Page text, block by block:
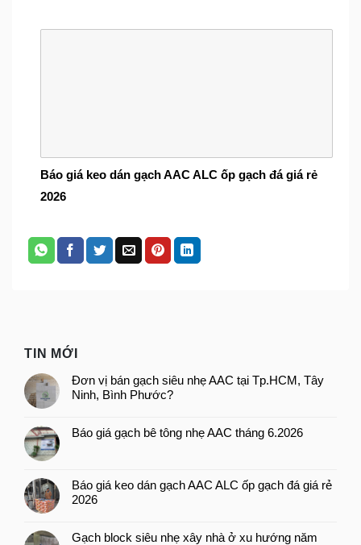
Báo giá keo dán gạch AAC ALC ốp gạch đá giá rẻ
2026
TIN MỚI
Đơn vị bán gạch siêu nhẹ AAC tại Tp.HCM, Tây
Ninh, Bình Phước?
Báo giá gạch bê tông nhẹ AAC tháng 6.2026
Báo giá keo dán gạch AAC ALC ốp gạch đá giá rẻ
2026
Gạch block siêu nhẹ xây nhà ở xu hướng năm